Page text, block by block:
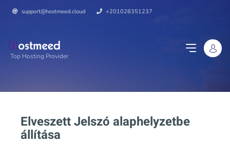
support@hostmeed.cloud +201028351237
Top Hosting Provider
Elveszett Jelszó alaphelyzetbe
állítása